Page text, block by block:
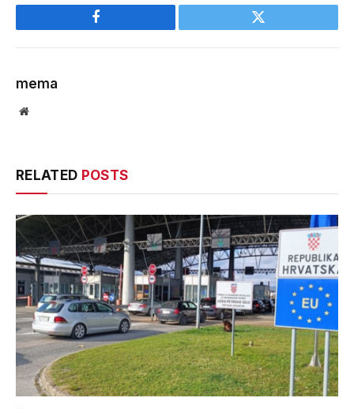
Facebook Twitter
mema
Website
RELATED POSTS